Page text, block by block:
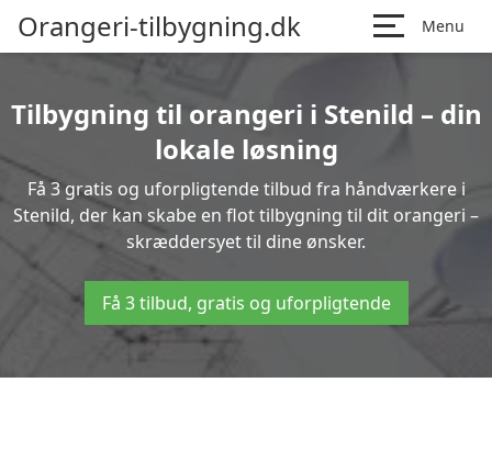
Orangeri-tilbygning.dk Menu
Tilbygning til orangeri i Stenild – din
lokale løsning
Få 3 gratis og uforpligtende tilbud fra håndværkere i
Stenild, der kan skabe en flot tilbygning til dit orangeri –
skræddersyet til dine ønsker.
Få 3 tilbud, gratis og uforpligtende